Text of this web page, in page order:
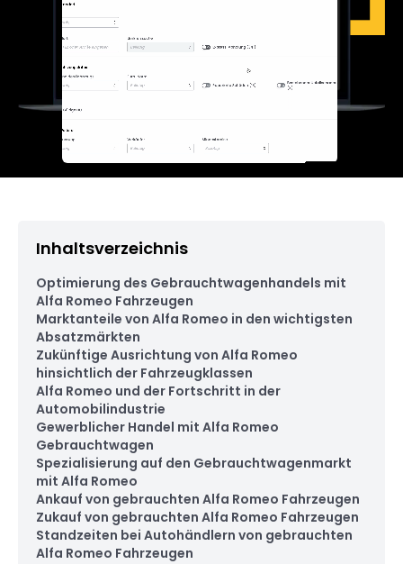
Inhaltsverzeichnis
Optimierung des Gebrauchtwagenhandels mit
Alfa Romeo Fahrzeugen
Marktanteile von Alfa Romeo in den wichtigsten
Absatzmärkten
Zukünftige Ausrichtung von Alfa Romeo
hinsichtlich der Fahrzeugklassen
Alfa Romeo und der Fortschritt in der
Automobilindustrie
Gewerblicher Handel mit Alfa Romeo
Gebrauchtwagen
Spezialisierung auf den Gebrauchtwagenmarkt
mit Alfa Romeo
Ankauf von gebrauchten Alfa Romeo Fahrzeugen
Zukauf von gebrauchten Alfa Romeo Fahrzeugen
Standzeiten bei Autohändlern von gebrauchten
Alfa Romeo Fahrzeugen